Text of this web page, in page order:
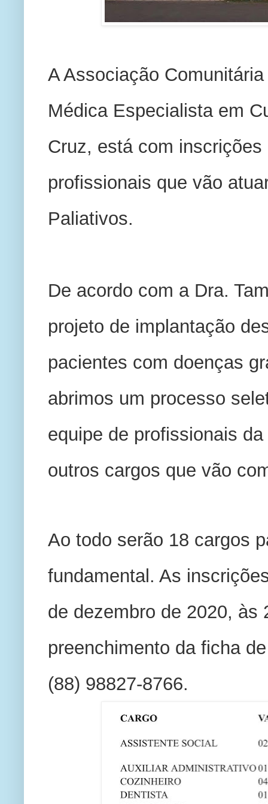
A Associação
Médica Especialista em
Cruz, está com
profissionais que vão
Paliativos.
De acordo com a Dra.
projeto de implantação
pacientes com doenças
abrimos um processo
equipe de profissionais
outros cargos que vão
Ao todo serão 18 cargos
fundamental. As
de dezembro de 2020, às
preenchimento da ficha
(88) 98827-8766.